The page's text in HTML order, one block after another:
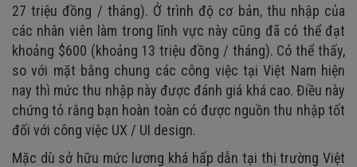
27 triệu đồng / tháng). Ở trình độ cơ bản, thu nhập của
các nhân viên làm trong lĩnh vực này cũng đã có thể đạt
khoảng $600 (khoảng 13 triệu đồng / tháng). Có thể thấy,
so với mặt bằng chung các công việc tại Việt Nam hiện
nay thì mức thu nhập này được đánh giá khá cao. Điều này
chứng tỏ rằng bạn hoàn toàn có được nguồn thu nhập tốt
đối với công việc UX / UI design.
Mặc dù sở hữu mức lương khá hấp dẫn tại thị trường Việt